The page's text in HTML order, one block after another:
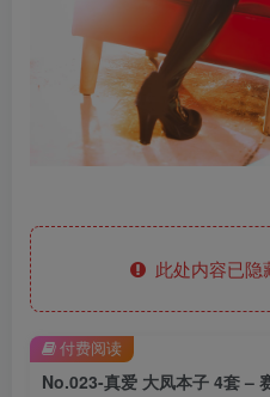
此处内容已隐
No.023-真爱 大凤本子 4套 –
付费阅读